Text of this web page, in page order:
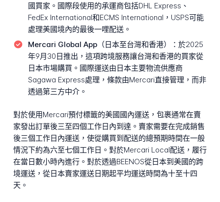
國買家。國際段使用的承運商包括DHL Express、
FedEx International和ECMS International，USPS可能
處理美國境內的最後一哩配送。
Mercari Global App（日本至台灣和香港）： 於2025
年9月30日推出，這項跨境服務讓台灣和香港的買家從
日本市場購買。國際運送由日本主要物流供應商
Sagawa Express處理，條款由Mercari直接管理，而非
透過第三方中介。
對於使用Mercari預付標籤的美國國內運送，包裹通常在賣
家發出訂單後三至四個工作日內到達。賣家需要在完成銷售
後三個工作日內運送，使從購買到配送的總預期時間在一般
情況下約為六至七個工作日。對於Mercari Local配送，履行
在當日數小時內進行。對於透過BEENOS從日本到美國的跨
境運送，從日本賣家運送日期起平均運送時間為十至十四
天。